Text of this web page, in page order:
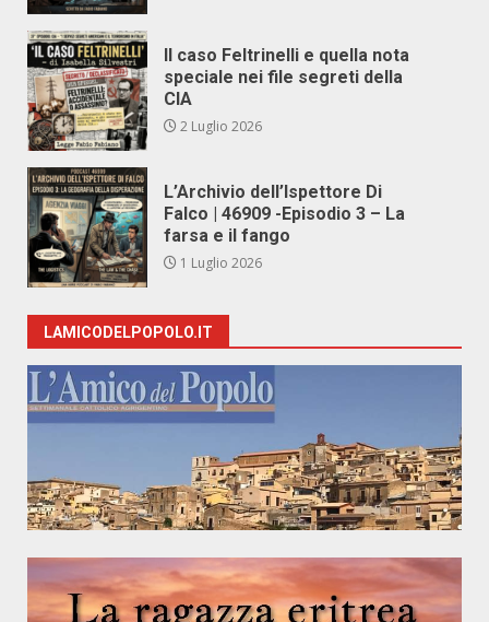
Il caso Feltrinelli e quella nota
speciale nei file segreti della
CIA
2 Luglio 2026
L’Archivio dell’Ispettore Di
Falco | 46909 -Episodio 3 – La
farsa e il fango
1 Luglio 2026
LAMICODELPOPOLO.IT